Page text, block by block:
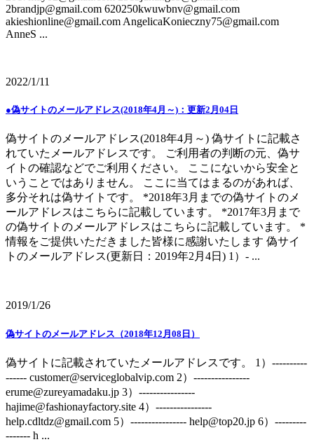
2brandjp@gmail.com 620250kwuwbnv@gmail.com
akieshionline@gmail.com AngelicaKonieczny75@gmail.com
AnneS ...
2022/1/11
●偽サイトのメールアドレス(2018年4月～)：更新2月04日
偽サイトのメールアドレス(2018年4月～) 偽サイトに記載さ
れていたメールアドレスです。 ご利用者の判断の元、偽サ
イトの確認などでご利用ください。 ここにないから安全と
いうことではありません。 ここに当てはまるのがあれば、
多分それは偽サイトです。 *2018年3月までの偽サイトのメ
ールアドレスはこちらに記載しています。 *2017年3月まで
の偽サイトのメールアドレスはこちらに記載しています。 *
情報をご提供いただきました皆様に感謝いたします 偽サイ
トのメールアドレス(更新日：2019年2月4日) 1）- ...
2019/1/26
偽サイトのメールアドレス（2018年12月08日）
偽サイトに記載されていたメールアドレスです。 1）----------
------ customer@serviceglobalvip.com 2）----------------
erume@zureyamadaku.jp 3）----------------
hajime@fashionayfactory.site 4）----------------
help.cdltdz@gmail.com 5）---------------- help@top20.jp 6）---------
------- h ...